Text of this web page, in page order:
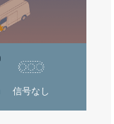
信号なし